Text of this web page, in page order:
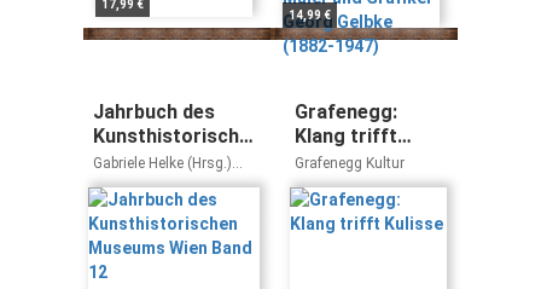
17,99 €
Gelbke (1882-
1947)
14,99 €
Jahrbuch des
Kunsthistorischen
Museums Wien
Band 12
Gabriele Helke (Hrsg.)
Sabine Haag
Grafenegg:
Klang trifft
Kulisse
Grafenegg Kultur